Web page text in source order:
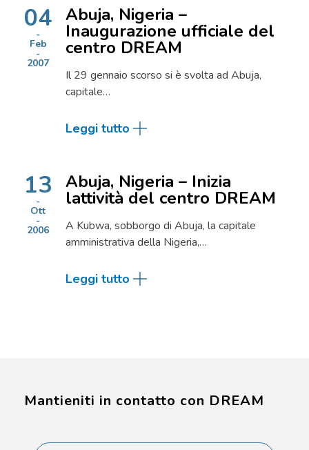
04
Feb
2007
Abuja, Nigeria –
Inaugurazione ufficiale del
centro DREAM
Il 29 gennaio scorso si è svolta ad Abuja,
capitale…
Leggi tutto
13
Ott
2006
Abuja, Nigeria – Inizia
lattività del centro DREAM
A Kubwa, sobborgo di Abuja, la capitale
amministrativa della Nigeria,…
Leggi tutto
Mantieniti in contatto con DREAM